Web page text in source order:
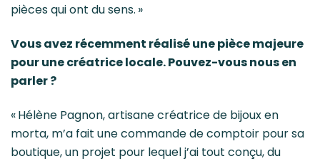
pièces qui ont du sens. »
Vous avez récemment réalisé une pièce majeure
pour une créatrice locale. Pouvez-vous nous en
parler ?
« Hélène Pagnon, artisane créatrice de bijoux en
morta, m’a fait une commande de comptoir pour sa
boutique, un projet pour lequel j’ai tout conçu, du